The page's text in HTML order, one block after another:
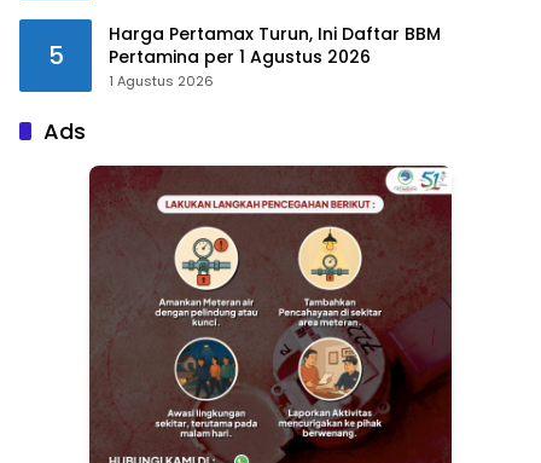
5
Harga Pertamax Turun, Ini Daftar BBM
Pertamina per 1 Agustus 2026
1 Agustus 2026
Ads